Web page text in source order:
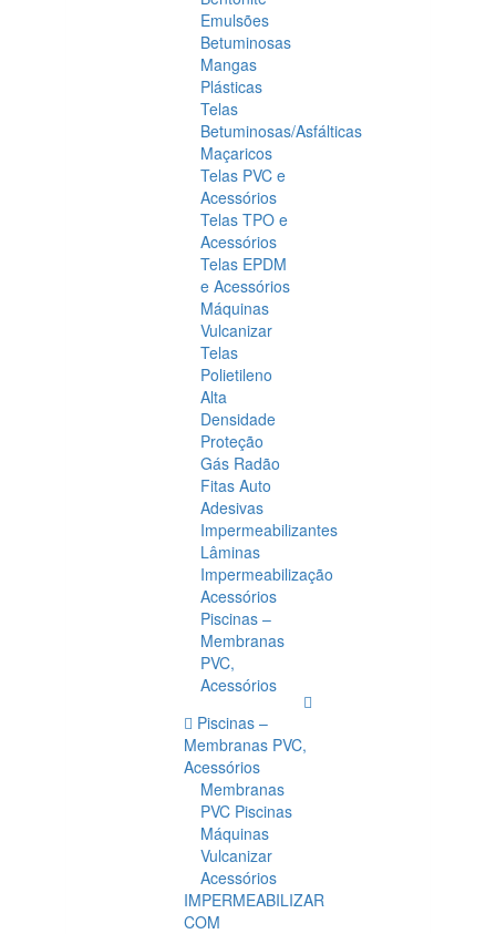
Emulsões
Betuminosas
Mangas
Plásticas
Telas
Betuminosas/Asfálticas
Maçaricos
Telas PVC e
Acessórios
Telas TPO e
Acessórios
Telas EPDM
e Acessórios
Máquinas
Vulcanizar
Telas
Polietileno
Alta
Densidade
Proteção
Gás Radão
Fitas Auto
Adesivas
Impermeabilizantes
Lâminas
Impermeabilização
Acessórios
Piscinas –
Membranas
PVC,
Acessórios
Piscinas –
Membranas PVC,
Acessórios
Membranas
PVC Piscinas
Máquinas
Vulcanizar
Acessórios
IMPERMEABILIZAR
COM